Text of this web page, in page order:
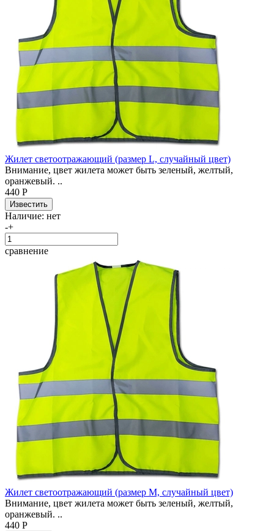
Жилет светоотражающий (размер L, случайный цвет)
Внимание, цвет жилета может быть зеленый, желтый,
оранжевый. ..
440 Р
Наличие: нет
-+
сравнение
Жилет светоотражающий (размер M, случайный цвет)
Внимание, цвет жилета может быть зеленый, желтый,
оранжевый. ..
440 Р